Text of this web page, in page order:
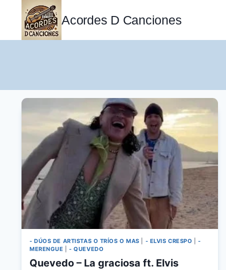
contenido
Acordes D Canciones
- DÚOS DE ARTISTAS O TRÍOS O MAS - ELVIS CRESPO |-
MERENGUE |- QUEVEDO
Quevedo – La graciosa ft. Elvis